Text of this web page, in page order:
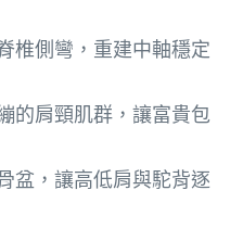
椎側彎，重建中軸穩定
的肩頸肌群，讓富貴包
盆，讓高低肩與駝背逐